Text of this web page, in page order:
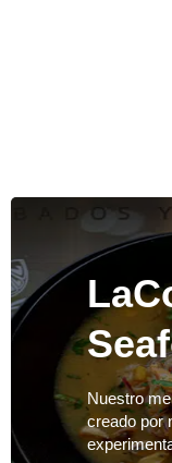
Nuestro
creado por